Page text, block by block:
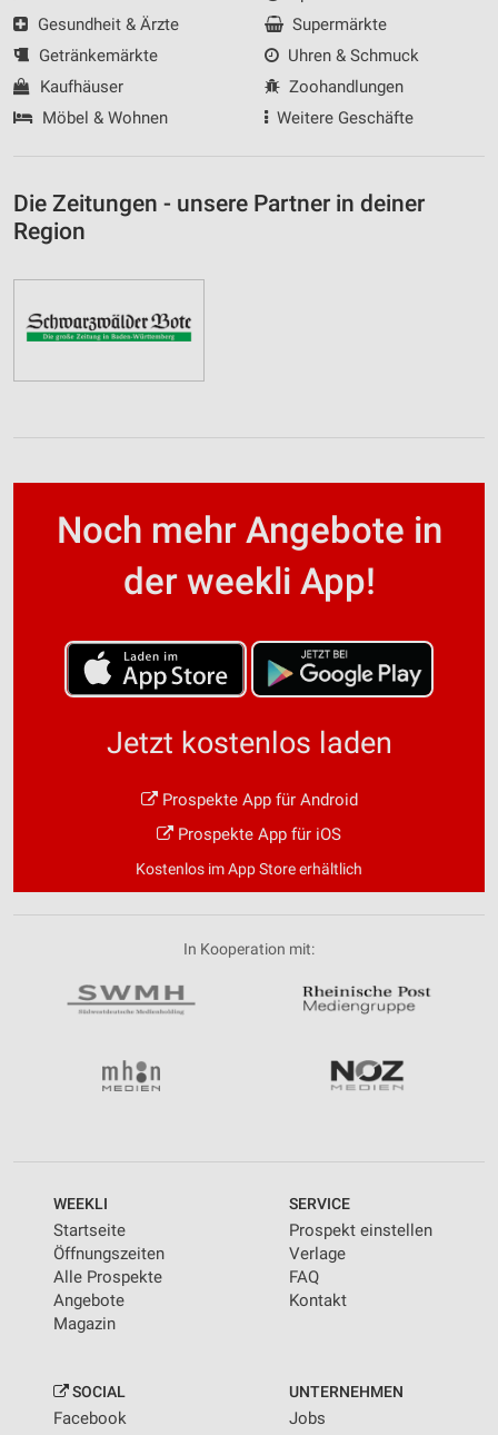
Gesundheit & Ärzte
Getränkemärkte
Kaufhäuser
Möbel & Wohnen
Supermärkte
Uhren & Schmuck
Zoohandlungen
Weitere Geschäfte
Die Zeitungen - unsere Partner in deiner
Region
Noch mehr Angebote in
der weekli App!
Jetzt kostenlos laden
Prospekte App für Android
Prospekte App für iOS
Kostenlos im App Store erhältlich
In Kooperation mit:
WEEKLI
Startseite
Öffnungszeiten
Alle Prospekte
Angebote
Magazin
SERVICE
Prospekt einstellen
Verlage
FAQ
Kontakt
SOCIAL
Facebook
UNTERNEHMEN
Jobs